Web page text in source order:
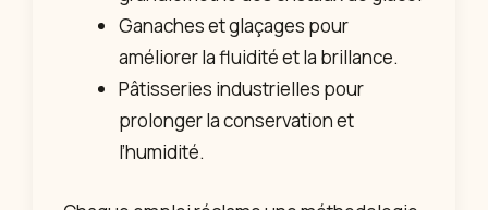
Ganaches et glaçages pour
améliorer la fluidité et la brillance.
Pâtisseries industrielles pour
prolonger la conservation et
l’humidité.